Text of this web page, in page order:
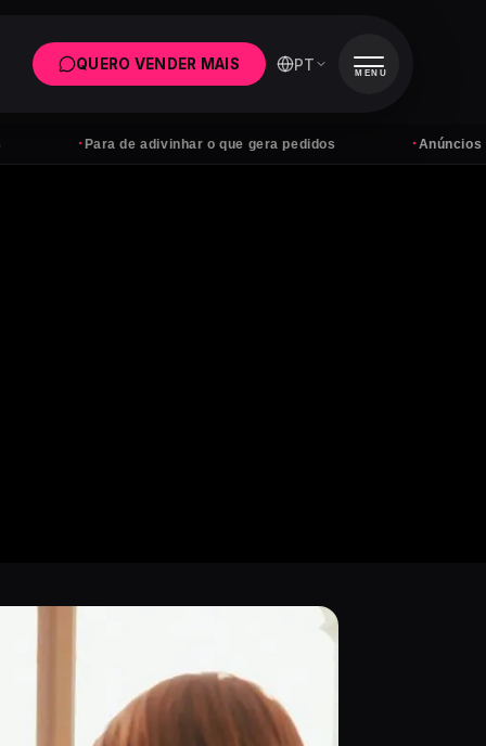
Para de adivinhar o que gera pedidos · Anúncios sem
QUERO VENDER MAIS PT MENU